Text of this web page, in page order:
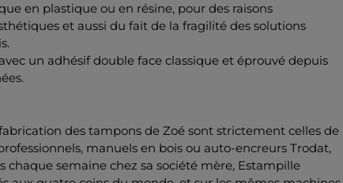
en plastique ou en résine, pour des raisons
et aussi du fait de la fragilité des solutions
un adhésif double face classique et éprouvé depuis
des tampons de Zoé sont strictement celles de
manuels en bois ou auto-encreurs Trodat,
chaque semaine chez sa société mère, Estampille